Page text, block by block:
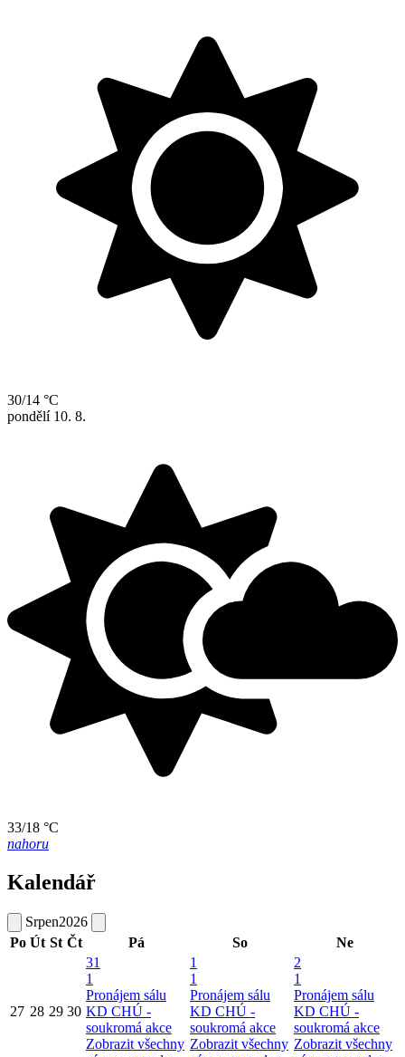
30/14 °C
pondělí 10. 8.
33/18 °C
nahoru
Kalendář
Srpen2026
Po Út St Čt Pá So Ne
27 28 29 30
31
1
Pronájem sálu
KD CHÚ -
soukromá akce
Zobrazit všechny
1
1
Pronájem sálu
KD CHÚ -
soukromá akce
Zobrazit všechny
2
1
Pronájem sálu
KD CHÚ -
soukromá akce
Zobrazit všechny